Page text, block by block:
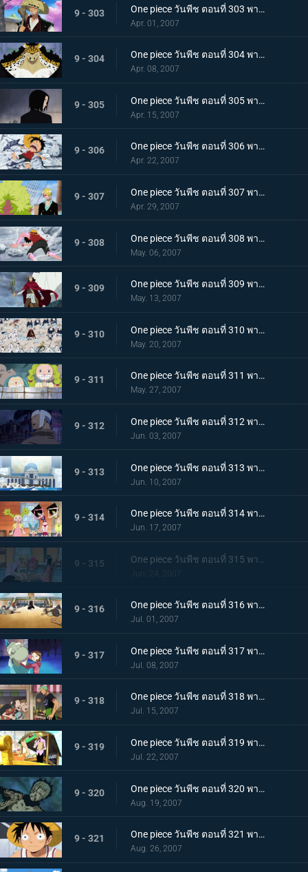
9 - 303 One piece วันพีช ตอนที่ 303 พากย์ไทย คนร้ายคือนายตำรวจลูฟี่! ไล่ตามต้นซากุระยักษ์ที่หายไป
Apr. 01, 2007
9 - 304 One piece วันพีช ตอนที่ 304 พากย์ไทย ไม่ชนะก็ปกป้องไม่ได้! เดินหน้าเกียร์สาม!
Apr. 08, 2007
9 - 305 One piece วันพีช ตอนที่ 305 พากย์ไทย อดีตที่น่าสะพรึงกลัว! ความยุติธรรมที่มืดมิด กับ ร๊อบ ลุจจิ
Apr. 15, 2007
9 - 306 One piece วันพีช ตอนที่ 306 พากย์ไทย นางเงือกมายาปรากฏตัว? ท่ามกลางสติที่เลือนลาง
Apr. 22, 2007
9 - 307 One piece วันพีช ตอนที่ 307 พากย์ไทย เกาะกำลังจมด้วยปืนใหญ่! การคัดค้านทั้งน้ำตาของแฟรงกี้!
Apr. 29, 2007
9 - 308 One piece วันพีช ตอนที่ 308 พากย์ไทย รอคอยเพื่อลูฟี่! การต่อสู้เดิมพันด้วยชีวิตบนสะพานแห่งความลังเล
May. 06, 2007
9 - 309 One piece วันพีช ตอนที่ 309 พากย์ไทย ทุ่มใจใส่กำปั้น! หมัดปืนกลทุ่มสุดตัวของลูฟี่
May. 13, 2007
9 - 310 One piece วันพีช ตอนที่ 310 พากย์ไทย สหายผู้มาจากท้องทะเล! สายสัมพันธ์ที่เข้มแข็งของกลุ่มหมวกฟาง
May. 20, 2007
9 - 311 One piece วันพีช ตอนที่ 311 พากย์ไทย การหลบที่ยิ่งใหญ่! เส้นทางสู่ชัยชนะของโจรสลัด
May. 27, 2007
9 - 312 One piece วันพีช ตอนที่ 312 พากย์ไทย ขอบคุณสำหรับทุกอย่างแมรี่! หิมะตกบนทะเลแห่งการจากลา
Jun. 03, 2007
9 - 313 One piece วันพีช ตอนที่ 313 พากย์ไทย ความสงบที่ถูกทำลาย! พลเรือโทผู้ใช้หมัดแห่งความรัก
Jun. 10, 2007
9 - 314 One piece วันพีช ตอนที่ 314 พากย์ไทย ตระกูลสุดแกร่ง? พ่อของลูฟี่ที่ถูกเปิดเผย!
Jun. 17, 2007
9 - 315
Jun. 24, 2007
9 - 316 One piece วันพีช ตอนที่ 316 พากย์ไทย แชงคูสเคลื่อนไหว! หนทางสู่ยุคสมัยอันบ้าคลั่ง!!
Jul. 01, 2007
9 - 317 One piece วันพีช ตอนที่ 317 พากย์ไทย เด็กสาวผู้ตามหายางาร่า! การสืบสวนครั้งใหญ่ในเมืองแห่งน้ำ!
Jul. 08, 2007
9 - 318 One piece วันพีช ตอนที่ 318 พากย์ไทย คุณแม่สุดแกร่ง! การช่วยงานบ้านสุดสะท้านของโซโล
Jul. 15, 2007
9 - 319 One piece วันพีช ตอนที่ 319 พากย์ไทย ซันจิตกตะลึง! คุณลุงลึกลับกับอาหารอร่อยเหาะ!
Jul. 22, 2007
9 - 320 One piece วันพีช ตอนที่ 320 พากย์ไทย สุดท้ายก็มีค่าหัวกันครบ! ทั้งกลุ่มเกิน 600 ร้อยล้าน
Aug. 19, 2007
9 - 321 One piece วันพีช ตอนที่ 321 พากย์ไทย ราชาแห่งสรรพสัตว์เผชิญหน้ากับทะเล! เรือในฝันสุดอลังการ!
Aug. 26, 2007